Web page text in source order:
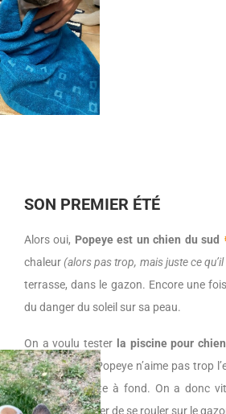
SON PREMIER ÉTÉ
Alors oui, Popeye est un chien du sud
chaleur(alors pas trop, mais juste ce
terrasse, dans le gazon. Encore une
du danger du soleil sur sa peau.
On a voulu tester la piscine pour
cette piscine : Popeye n’aime pas trop
où là, il s’y jette à fond. On a donc
préféré continuer de se rouler sur le